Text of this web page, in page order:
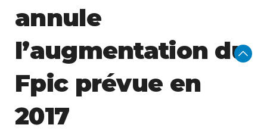
annule
l’augmentation du
Fpic prévue en
2017